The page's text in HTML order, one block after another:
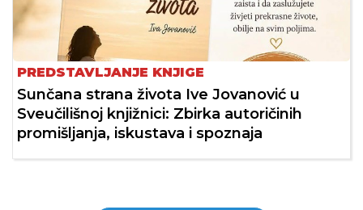
PREDSTAVLJANJE KNJIGE
Sunčana strana života Ive Jovanović u
Sveučilišnoj knjižnici: Zbirka autoričinih
promišljanja, iskustava i spoznaja